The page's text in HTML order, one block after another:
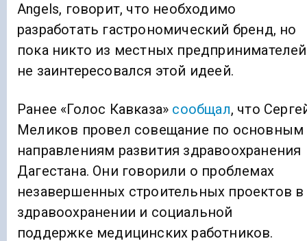
Angels, говорит, что необходимо
разработать гастрономический бренд, но
пока никто из местных предпринимателей
не заинтересовался этой идеей.
Ранее «Голос Кавказа» сообщал, что
Меликов провел совещание по основным
направлениям развития здравоохранения
Дагестана. Они говорили о проблемах
незавершенных строительных проектов в
здравоохранении и социальной
поддержке медицинских работников.